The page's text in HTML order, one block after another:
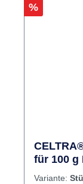
Rabatt
%
für 100 g
Variante: